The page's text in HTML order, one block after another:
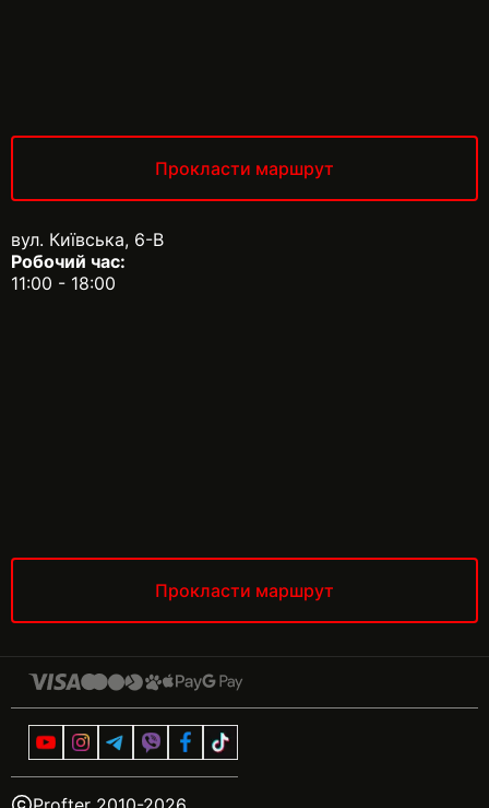
Прокласти маршрут
вул. Київська, 6-В
Робочий час:
11:00 - 18:00
Прокласти маршрут